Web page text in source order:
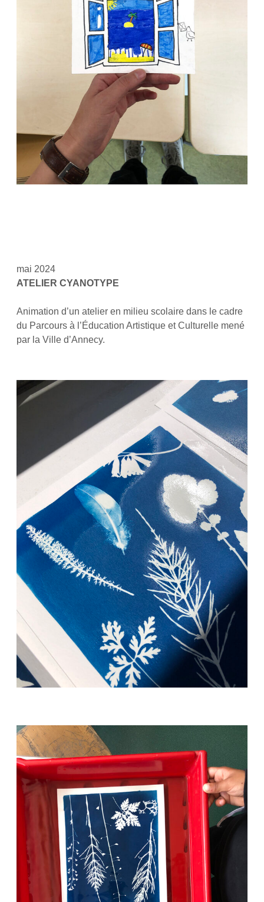
mai 2024
ATELIER CYANOTYPE
Animation d’un atelier en milieu scolaire dans le cadre
du Parcours à l’Éducation Artistique et Culturelle mené
par la Ville d’Annecy.